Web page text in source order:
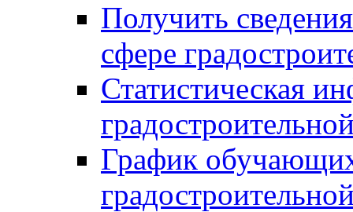
Получить
сфере
Статистическая
График